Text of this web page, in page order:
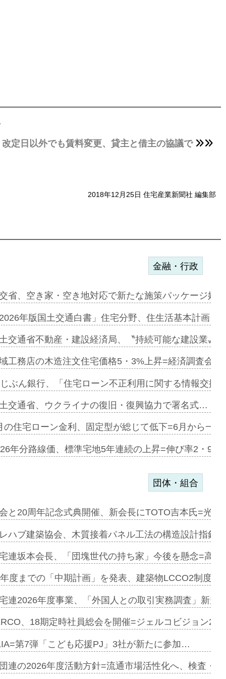
定日以外でも賃料変更、貸主と借主の協議で
2018年12月25日 住宅産業新聞社 編集部
も城南エ…
合型の賃…
ンカフェ…
協業=お互…
リビング…
る2階建…
第1弾が開…
植栽計画…
金融・行政
省、空き家・空き地対応で新たな施策パッケージ始
年版国土交通白書」住宅分野、住生活基本計画を
交通省不動産・建設経済局、〝持続可能な建設業〟
工務店の木造注文住宅価格5・3%上昇=経済調査会
ぶん銀行、「住宅ローン不正利用に関する情報交換
交通省、ウクライナの復旧・復興協力で署名式…
の住宅ローン金利、固定型が総じて低下=6月から一
年分路線価、標準宅地5年連続の上昇=伸び率2・
加=リンナ…
見込む=…
開始=三協…
分譲M専用…
団体・組合
と20周年記念式典開催、新会長にTOTO吉本氏=光
ハブ建築協会、木質接着パネル工法の構造設計指針
連坂本会長、「団塊世代の持ち家」今後を懸念=高
度までの「中期計画」を発表、建築物LCCO2制度
連2026年度事業、「外国人との取引実務調査」新規
、18期定時社員総会を開催=ジェルコビジョン
第7弾「こども応援PJ」3社が新たに参加…
連の2026年度活動方針=流通市場活性化へ、検査・